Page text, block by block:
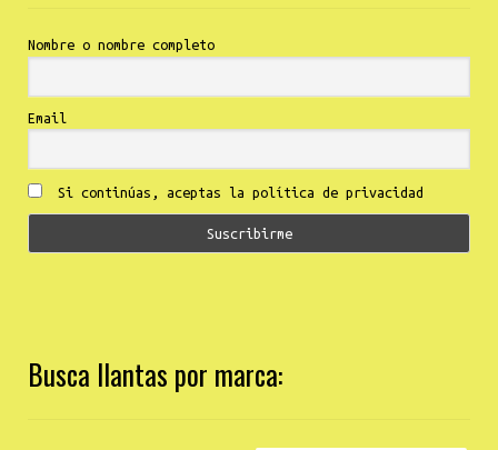
Nombre o nombre completo
Email
Si continúas, aceptas la política de privacidad
Busca llantas por marca: